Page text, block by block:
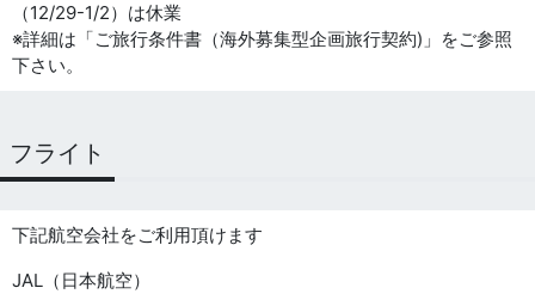
（12/29-1/2）は休業
※詳細は「ご旅行条件書（海外募集型企画旅行契約)」をご参照
下さい。
フライト
下記航空会社をご利用頂けます
JAL（日本航空）